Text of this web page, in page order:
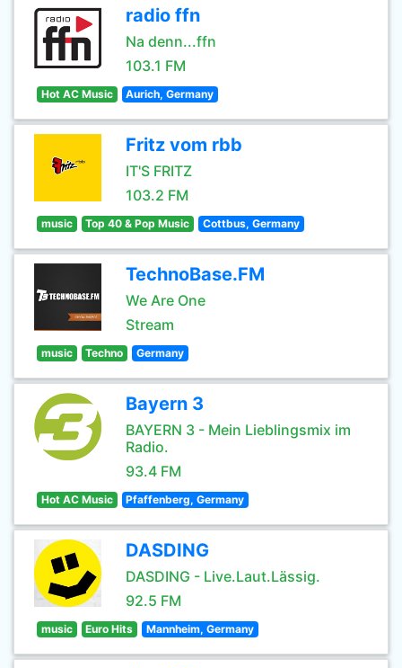
radio ffn
Na denn...ffn
103.1 FM
Hot AC Music Aurich, Germany
Fritz vom rbb
IT'S FRITZ
103.2 FM
music Top 40 & Pop Music Cottbus, Germany
TechnoBase.FM
We Are One
Stream
music Techno Germany
Bayern 3
BAYERN 3 - Mein Lieblingsmix im
Radio.
93.4 FM
Hot AC Music Pfaffenberg, Germany
DASDING
DASDING - Live.Laut.Lässig.
92.5 FM
music Euro Hits Mannheim, Germany